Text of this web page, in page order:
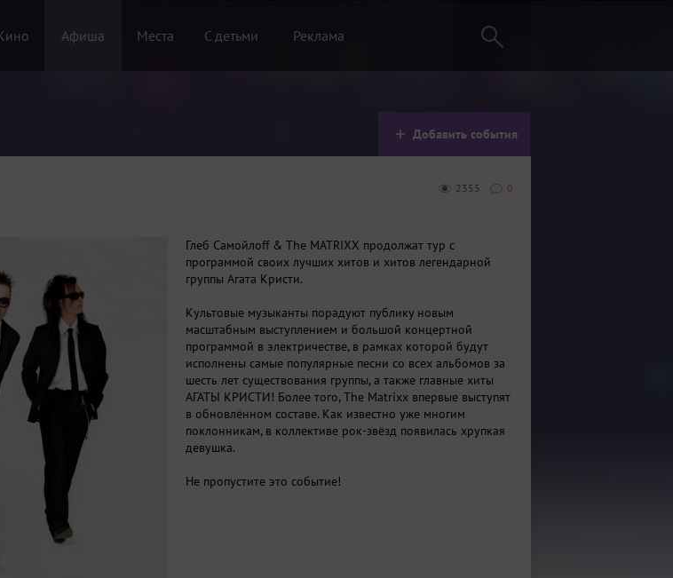
Афиша Места С детьми Реклама
Добавить события
0
2355
Глеб Самойлоff & The MATRIXX продолжат тур с
программой своих лучших хитов и хитов легендарной
группы Агата Кристи.
Культовые музыканты порадуют публику новым
масштабным выступлением и большой концертной
программой в электричестве, в рамках которой будут
исполнены самые популярные песни со всех альбомов за
шесть лет существования группы, а также главные хиты
АГАТЫ КРИСТИ! Более того, The Matrixx впервые выступят
в обновлённом составе. Как известно уже многим
поклонникам, в коллективе рок-звёзд появилась хрупкая
девушка.
Не пропустите это событие!